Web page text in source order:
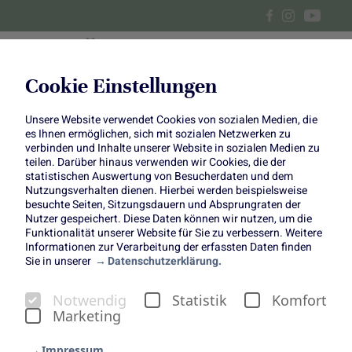
Cookie Einstellungen
Unsere Website verwendet Cookies von sozialen Medien, die
es Ihnen ermöglichen, sich mit sozialen Netzwerken zu
verbinden und Inhalte unserer Website in sozialen Medien zu
teilen. Darüber hinaus verwenden wir Cookies, die der
statistischen Auswertung von Besucherdaten und dem
Nutzungsverhalten dienen. Hierbei werden beispielsweise
besuchte Seiten, Sitzungsdauern und Absprungraten der
Nutzer gespeichert. Diese Daten können wir nutzen, um die
Funktionalität unserer Website für Sie zu verbessern. Weitere
Informationen zur Verarbeitung der erfassten Daten finden
Sie in unserer
Datenschutzerklärung.
Notwendig Statistik
Komfort
Marketing
Graziler Frühlingsblüher
Die Schachbrettblume macht das Frühjahr mit
ihren gemusterten Blütenglocken und dem
wildromantischen Wuchs noch schöner.
Bei Frühjahrsblühern denken die meisten sofort an
Krokus, Narzisse und Tulpe. Die Schachbrettblume
(Fritillaria meleagris) fällt wahrscheinlich den